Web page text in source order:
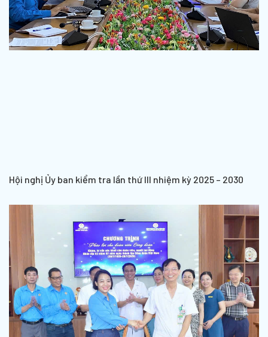
Hội nghị Ủy ban kiểm tra lần thứ III nhiệm kỳ 2025 – 2030